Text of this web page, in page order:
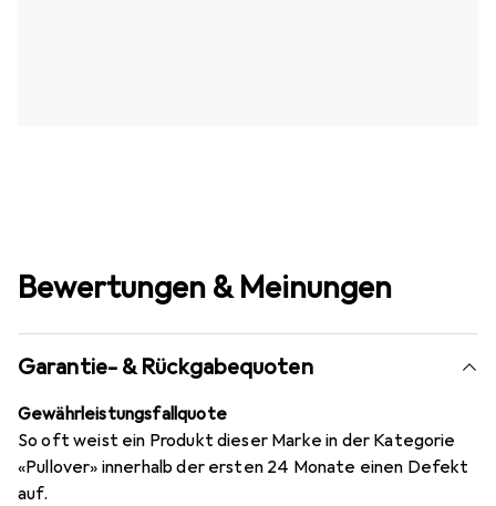
Bewertungen & Meinungen
Garantie- & Rückgabequoten
Gewährleistungsfallquote
So oft weist ein Produkt dieser Marke in der Kategorie
«Pullover» innerhalb der ersten 24 Monate einen Defekt
auf.